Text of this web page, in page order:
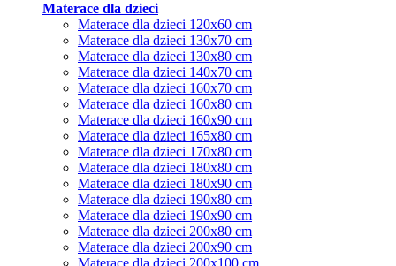
Materace dla dzieci
Materace dla dzieci 120x60 cm
Materace dla dzieci 130x70 cm
Materace dla dzieci 130x80 cm
Materace dla dzieci 140x70 cm
Materace dla dzieci 160x70 cm
Materace dla dzieci 160x80 cm
Materace dla dzieci 160x90 cm
Materace dla dzieci 165x80 cm
Materace dla dzieci 170x80 cm
Materace dla dzieci 180x80 cm
Materace dla dzieci 180x90 cm
Materace dla dzieci 190x80 cm
Materace dla dzieci 190x90 cm
Materace dla dzieci 200x80 cm
Materace dla dzieci 200x90 cm
Materace dla dzieci 200x100 cm